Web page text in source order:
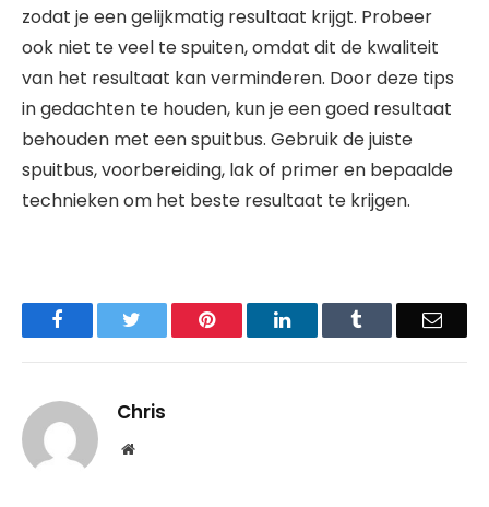
zodat je een gelijkmatig resultaat krijgt. Probeer
ook niet te veel te spuiten, omdat dit de kwaliteit
van het resultaat kan verminderen. Door deze tips
in gedachten te houden, kun je een goed resultaat
behouden met een spuitbus. Gebruik de juiste
spuitbus, voorbereiding, lak of primer en bepaalde
technieken om het beste resultaat te krijgen.
Facebook Pinterest LinkedIn Email
Chris
Website